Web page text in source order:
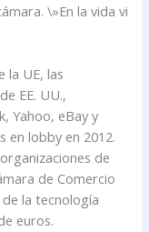
\»En la vida vi
la UE, las
EE. UU.,
Yahoo, eBay y
en lobby en 2012.
de
de Comercio
la tecnología
euros.